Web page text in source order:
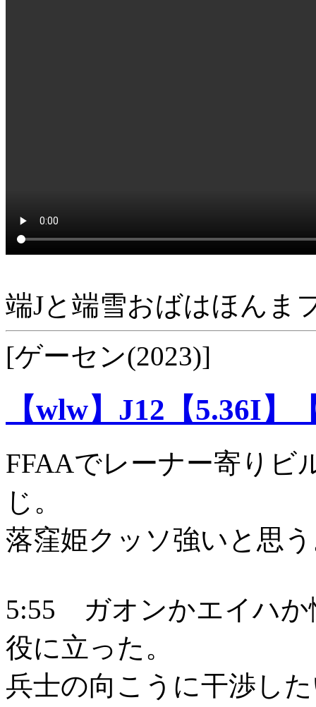
端Jと端雪おばはほんま
[ゲーセン(2023)]
【wlw】J12【5.36I】
FFAAでレーナー寄りビ
じ。
落窪姫クッソ強いと思
5:55 ガオンかエイハか
役に立った。
兵士の向こうに干渉し